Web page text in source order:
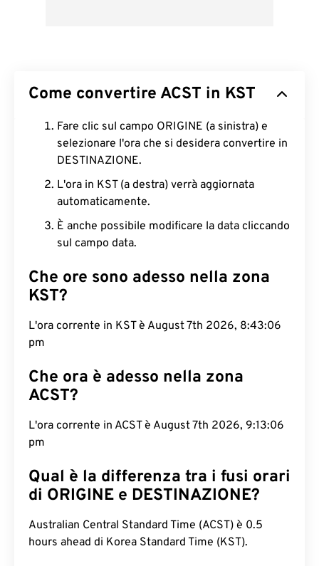
Come convertire ACST in KST
Fare clic sul campo ORIGINE (a sinistra) e
selezionare l'ora che si desidera convertire in
DESTINAZIONE.
L'ora in KST (a destra) verrà aggiornata
automaticamente.
È anche possibile modificare la data cliccando
sul campo data.
Che ore sono adesso nella zona
KST?
L'ora corrente in KST è August 7th 2026, 8:43:07
pm
Che ora è adesso nella zona
ACST?
L'ora corrente in ACST è August 7th 2026, 9:13:07
pm
Qual è la differenza tra i fusi orari
di ORIGINE e DESTINAZIONE?
Australian Central Standard Time (ACST) è 0.5
hours ahead di Korea Standard Time (KST).